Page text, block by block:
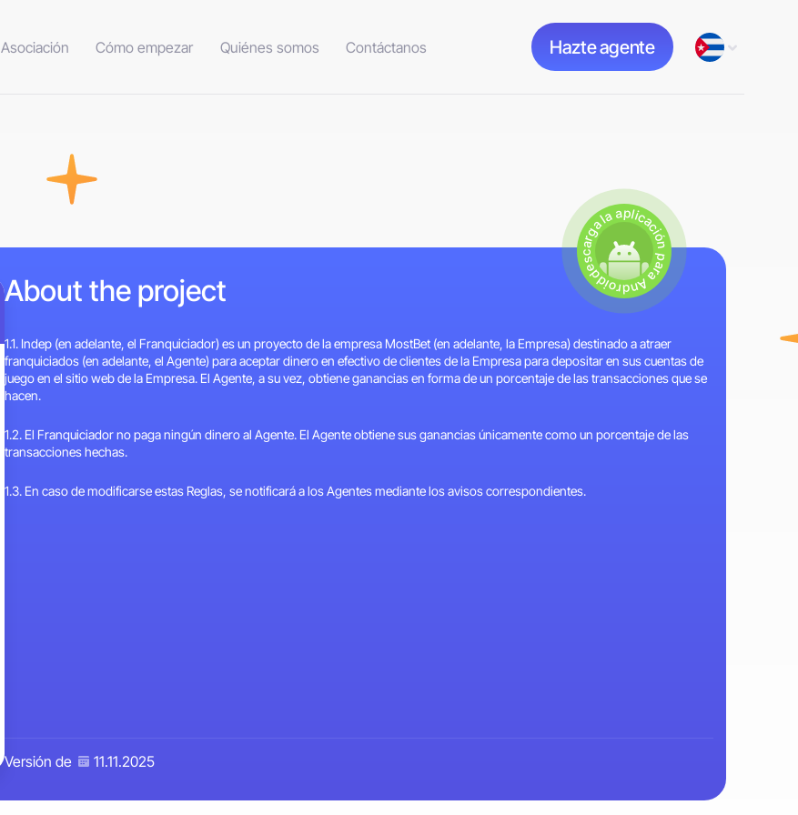
Asociación Cómo empezar Quiénes somos Contáctanos Hazte agente
descarga la aplicación para Android.
About the project
1.1. Indep (en adelante, el Franquiciador) es un proyecto de la empresa MostBet (en adelante, la Empresa) destinado a atraer
franquiciados (en adelante, el Agente) para aceptar dinero en efectivo de clientes de la Empresa para depositar en sus cuentas de
juego en el sitio web de la Empresa. El Agente, a su vez, obtiene ganancias en forma de un porcentaje de las transacciones que se
hacen.
1.2. El Franquiciador no paga ningún dinero al Agente. El Agente obtiene sus ganancias únicamente como un porcentaje de las
transacciones hechas.
1.3. En caso de modificarse estas Reglas, se notificará a los Agentes mediante los avisos correspondientes.
Versión de 11.11.2025